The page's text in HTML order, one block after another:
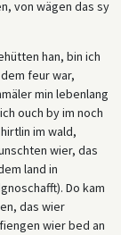
von wägen das sy
han, bin ich
feur war,
min lebenlang
ouch by im noch
im wald,
wier, das
land in
Do kam
das wier
wier bed an